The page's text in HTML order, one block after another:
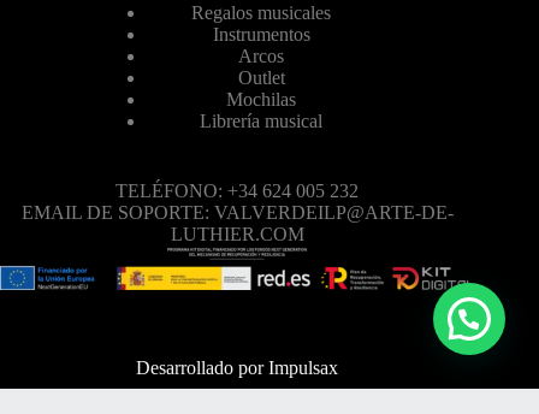
Regalos musicales
Instrumentos
Arcos
Outlet
Mochilas
Librería musical
TELÉFONO: +34 624 005 232
EMAIL DE SOPORTE: VALVERDEILP@ARTE-DE-
LUTHIER.COM
Desarrollado porImpulsax